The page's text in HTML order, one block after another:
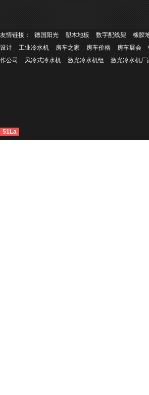
友情链接： 德国阳光 塑木地板 数字配线架 橡胶
设计
工业冷水机 房车之家 房车价格 房车展会
作公司
风冷式冷水机 激光冷水机组 激光冷水机厂
51La